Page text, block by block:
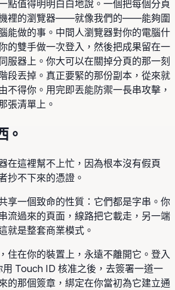
點值得明明白白地說。一個把每個分頁
裡的瀏覽器——就像我們的——能夠圍
能做的事。中間人瀏覽器對你的電腦什
的雙手做一次登入，然後把成果留在一
服器上。你大可以在關掉分頁的那一刻
段丟掉。真正要緊的那份副本，從來就
不得你。用完即丟能防禦一長串攻擊，
張清單上。
。
在這裡幫不上忙，因為根本沒有假頁
抄不下來的憑證。
享一個致命的性質：它們都是字串。你
流過來的頁面，線路把它載走，另一端
就是整套商業模式。
住在你的裝置上，永遠不離開它。登入
Touch ID 核准之後，去簽署一道一
的那個簽章，綁定在你當初為它建立通